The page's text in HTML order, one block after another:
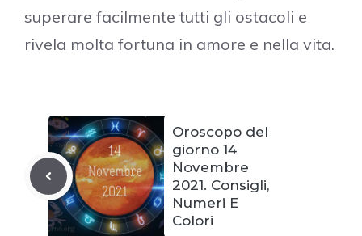
superare facilmente tutti gli ostacoli e
rivela molta fortuna in amore e nella vita.
Oroscopo del
giorno 14
Novembre
2021. Consigli,
Numeri E
Colori